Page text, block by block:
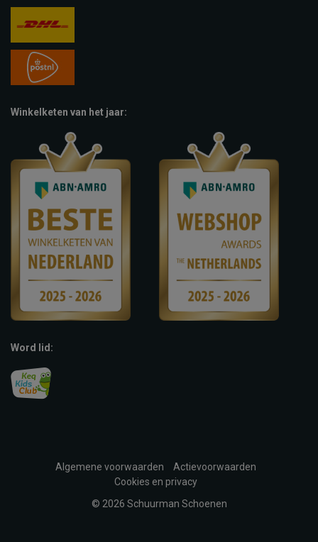
Winkelketen van het jaar:
Word lid:
Algemene voorwaarden
Actievoorwaarden
Cookies en privacy
© 2026 Schuurman Schoenen